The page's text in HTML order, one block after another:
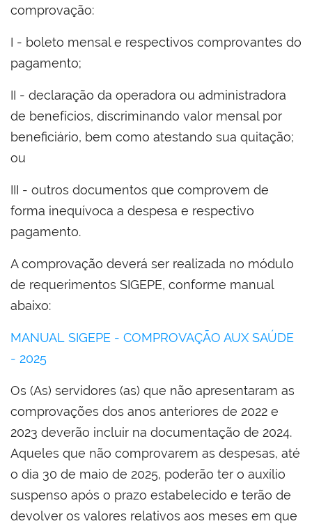
comprovação:
I - boleto mensal e respectivos comprovantes do
pagamento;
II - declaração da operadora ou administradora
de benefícios, discriminando valor mensal por
beneficiário, bem como atestando sua quitação;
ou
III - outros documentos que comprovem de
forma inequívoca a despesa e respectivo
pagamento.
A comprovação deverá ser realizada no módulo
de requerimentos SIGEPE, conforme manual
abaixo:
MANUAL SIGEPE - COMPROVAÇÃO AUX SAÚDE
- 2025
Os (As) servidores (as) que não apresentaram as
comprovações dos anos anteriores de 2022 e
2023 deverão incluir na documentação de 2024.
Aqueles que não comprovarem as despesas, até
o dia 30 de maio de 2025, poderão ter o auxílio
suspenso após o prazo estabelecido e terão de
devolver os valores relativos aos meses em que